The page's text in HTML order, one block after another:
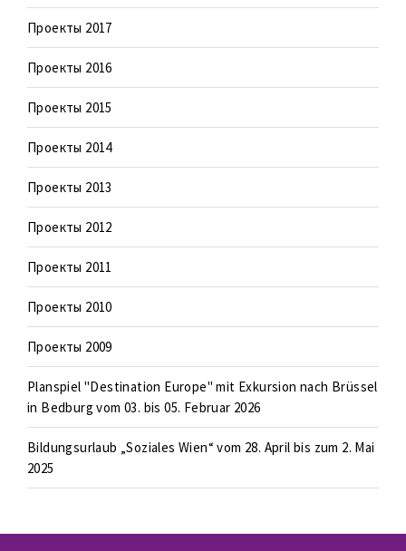
Проекты 2017
Проекты 2016
Проекты 2015
Проекты 2014
Проекты 2013
Проекты 2012
Проекты 2011
Проекты 2010
Проекты 2009
Planspiel "Destination Europe" mit Exkursion nach Brüssel
in Bedburg vom 03. bis 05. Februar 2026
Bildungsurlaub „Soziales Wien“ vom 28. April bis zum 2. Mai
2025